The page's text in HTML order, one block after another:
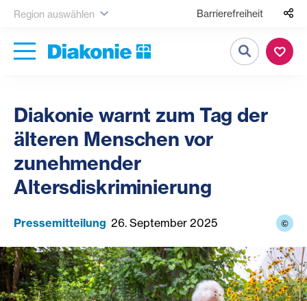
Region auswählen Barrierefreiheit
Suche
Diakonie warnt zum Tag der
älteren Menschen vor
zunehmender
Altersdiskriminierung
Pressemitteilung 26. September 2025 ©